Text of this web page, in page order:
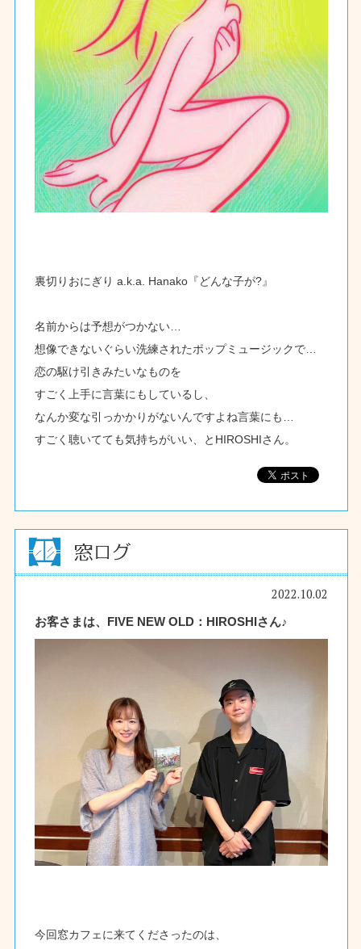
裏切りおにぎり a.k.a. Hanako『どんな子が?』
名前からは予想がつかない…
想像できないぐらい洗練されたポップミュージックで…
恋の駆け引きみたいなものを
すごく上手に言葉にもしているし、
なんか変な引っかかりがないんですよね言葉にも…
すごく聴いてても気持ちがいい、とHIROSHIさん。
2022.10.02
お客さまは、FIVE NEW OLD：HIROSHIさん♪
今回窓カフェに来てくださったのは、